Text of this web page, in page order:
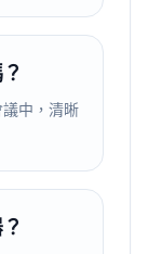
中，清晰